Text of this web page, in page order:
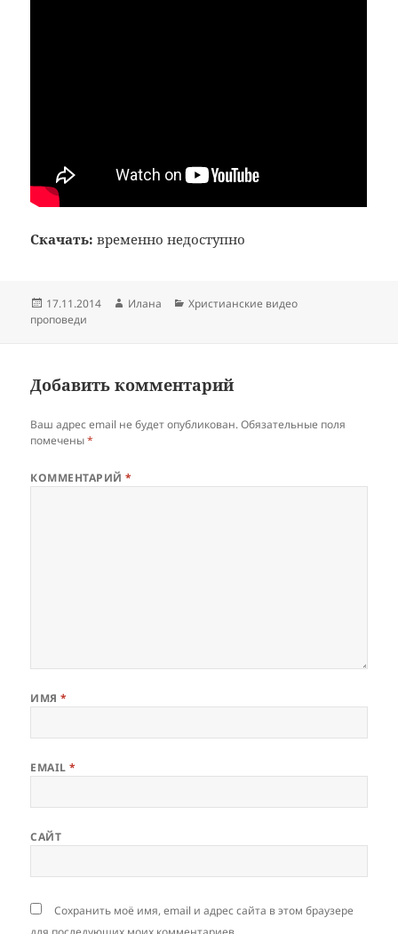
Скачать: временно недоступно
Опубликовано
17.11.2014 Автор
Илана Рубрики
Христианские видео
проповеди
Добавить комментарий
Ваш адрес email не будет опубликован. Обязательные поля
помечены*
КОММЕНТАРИЙ*
ИМЯ*
EMAIL*
САЙТ
Сохранить моё имя, email и адрес сайта в этом браузере